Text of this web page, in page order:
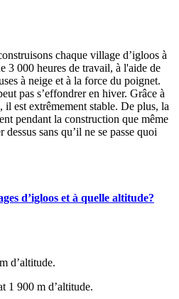
chaque village d’igloos à
3 000 heures de travail, à l'aide de
à neige et à la force du poignet.
pas s’effondrer en hiver. Grâce à
il est extrêmement stable. De plus, la
pendant la construction que même
dessus sans qu’il ne se passe quoi
d’igloos et à quelle altitude?
d’altitude.
1 900 m d’altitude.